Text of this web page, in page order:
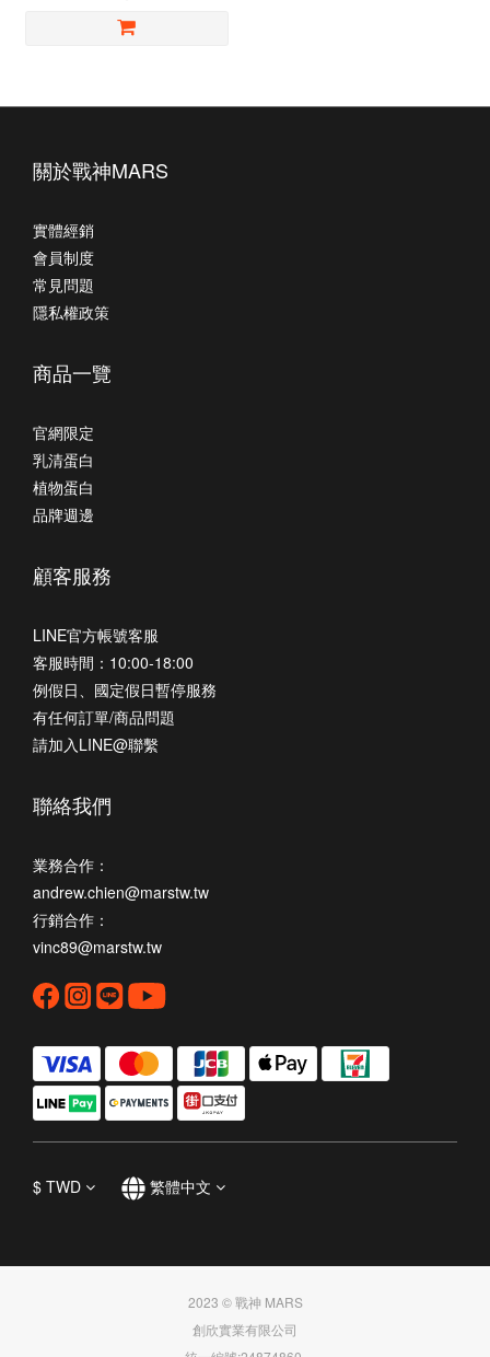
關於戰神MARS
實體經銷
會員制度
常見問題
隱私權政策
商品一覽
官網限定
乳清蛋白
植物蛋白
品牌週邊
顧客服務
LINE官方帳號客服
客服時間：10:00-18:00
例假日、國定假日暫停服務
有任何訂單/商品問題
請加入LINE@聯繫
聯絡我們
業務合作：
andrew.chien@marstw.tw
行銷合作：
vinc89@marstw.tw
$ TWD 繁體中文
2023 © 戰神 MARS
創欣實業有限公司